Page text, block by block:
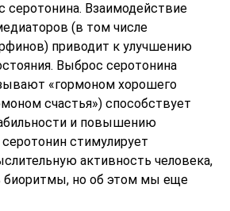
серотонина. Взаимодействие
(в том числе
приводит к улучшению
Выброс серотонина
«гормоном хорошего
счастья») способствует
и повышению
стимулирует
активность человека,
биоритмы, но об этом мы еще